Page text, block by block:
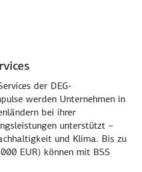
der DEG-
werden Unternehmen in
bei ihrer
unterstützt –
und Klima. Bis zu
EUR) können mit BSS